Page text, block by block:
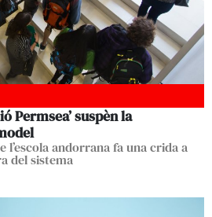
Permsea’ suspèn la
l’escola andorrana fa una crida a
del sistema